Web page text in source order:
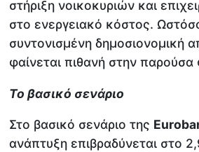
στήριξη νοικοκυριών και
στο ενεργειακό κόστος.
συντονισμένη δημοσιονομική
φαίνεται πιθανή στην
Το βασικό σενάριο
Στο βασικό σενάριο της
ανάπτυξη επιβραδύνεται στο